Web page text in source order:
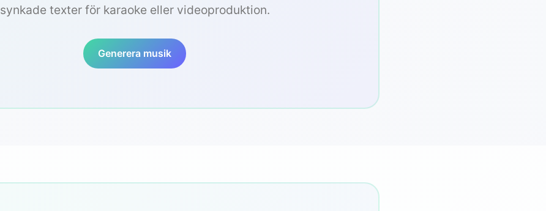
synkade texter för karaoke eller videoproduktion.
Generera musik